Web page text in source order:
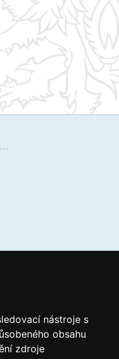
nástroje s
obsahu
zdroje